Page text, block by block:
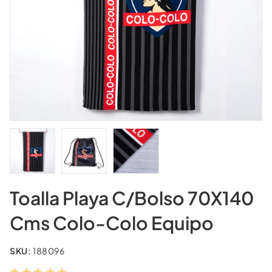
Toalla Playa C/Bolso 70X140
Cms Colo-Colo Equipo
SKU: 188096